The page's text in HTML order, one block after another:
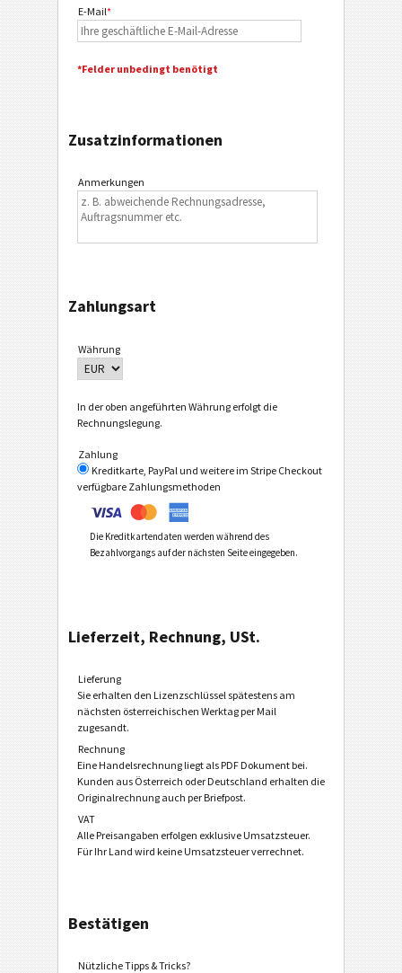
E-Mail*
*Felder unbedingt benötigt
Zusatzinformationen
Anmerkungen
Zahlungsart
Währung
In der oben angeführten Währung erfolgt die
Rechnungslegung.
Zahlung
Kreditkarte, PayPal und weitere im Stripe Checkout
verfügbare Zahlungsmethoden
Die Kreditkartendaten werden während des
Bezahlvorgangs auf der nächsten Seite eingegeben.
Lieferzeit, Rechnung, USt.
Lieferung
Sie erhalten den Lizenzschlüssel spätestens am
nächsten österreichischen Werktag per Mail
zugesandt.
Rechnung
Eine Handelsrechnung liegt als PDF Dokument bei.
Kunden aus Österreich oder Deutschland erhalten die
Originalrechnung auch per Briefpost.
VAT
Alle Preisangaben erfolgen exklusive Umsatzsteuer.
Für Ihr Land wird keine Umsatzsteuer verrechnet.
Bestätigen
Nützliche Tipps & Tricks?